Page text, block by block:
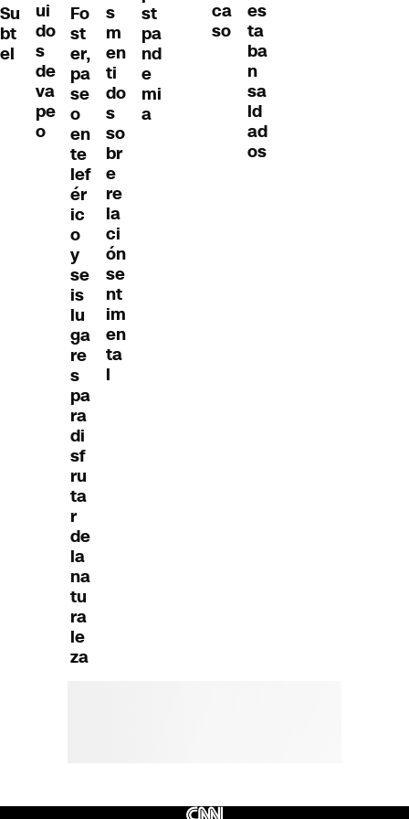
Su
bt
el
ui
do
s
de
va
pe
o
Fo
st
er,
pa
se
o
en
te
lef
ér
ic
o
y
se
is
lu
ga
re
s
pa
ra
di
sf
ru
ta
r
de
la
na
tu
ra
le
za
s
m
en
ti
do
s
so
br
e
re
la
ci
ón
se
nt
im
en
ta
l
st
pa
nd
e
mi
a
ca
so
es
ta
ba
n
sa
ld
ad
os